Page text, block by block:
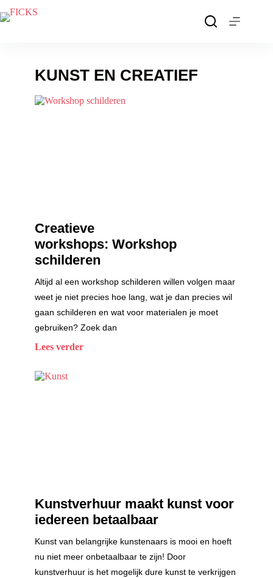
KUNST EN CREATIEF
Creatieve
workshops: Workshop
schilderen
Altijd al een workshop schilderen willen volgen maar
weet je niet precies hoe lang, wat je dan precies wil
gaan schilderen en wat voor materialen je moet
gebruiken? Zoek dan
Lees verder
Kunstverhuur maakt kunst voor
iedereen betaalbaar
Kunst van belangrijke kunstenaars is mooi en hoeft
nu niet meer onbetaalbaar te zijn! Door
kunstverhuur is het mogelijk dure kunst te verkrijgen